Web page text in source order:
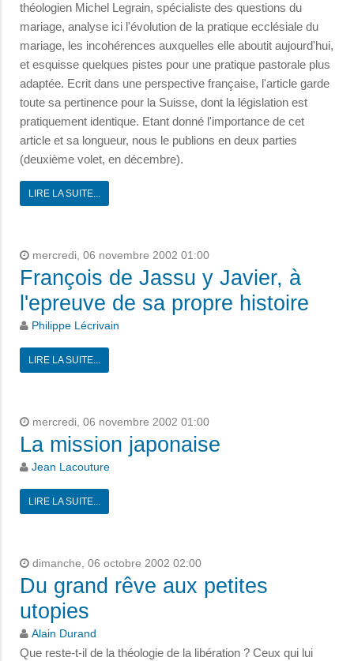
théologien Michel Legrain, spécialiste des questions du
mariage, analyse ici l'évolution de la pratique ecclésiale du
mariage, les incohérences auxquelles elle aboutit aujourd'hui,
et esquisse quelques pistes pour une pratique pastorale plus
adaptée. Ecrit dans une perspective française, l'article garde
toute sa pertinence pour la Suisse, dont la législation est
pratiquement identique. Etant donné l'importance de cet
article et sa longueur, nous le publions en deux parties
(deuxième volet, en décembre).
LIRE LA SUITE...
mercredi, 06 novembre 2002 01:00
François de Jassu y Javier, à
l'epreuve de sa propre histoire
Philippe Lécrivain
LIRE LA SUITE...
mercredi, 06 novembre 2002 01:00
La mission japonaise
Jean Lacouture
LIRE LA SUITE...
dimanche, 06 octobre 2002 02:00
Du grand rêve aux petites
utopies
Alain Durand
Que reste-t-il de la théologie de la libération ? Ceux qui lui